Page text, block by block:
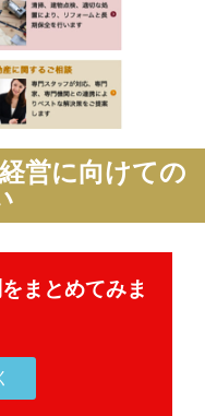
営に向けての
まとめてみま